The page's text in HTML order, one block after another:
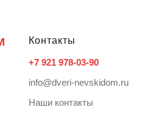
Контакты
+7 921 978-03-90
info@dveri-nevskidom.ru
Наши контакты